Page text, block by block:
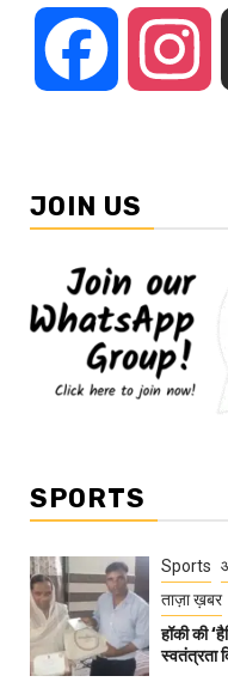
Facebook
JOIN US
SPORTS
Sports
ताज़ा ख़बर
हॉकी की
स्वतंत्रता